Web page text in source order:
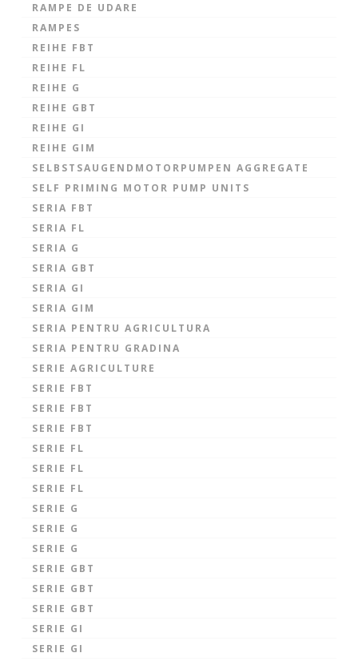
RAMPE DE UDARE
RAMPES
REIHE FBT
REIHE FL
REIHE G
REIHE GBT
REIHE GI
REIHE GIM
SELBSTSAUGENDMOTORPUMPEN AGGREGATE
SELF PRIMING MOTOR PUMP UNITS
SERIA FBT
SERIA FL
SERIA G
SERIA GBT
SERIA GI
SERIA GIM
SERIA PENTRU AGRICULTURA
SERIA PENTRU GRADINA
SERIE AGRICULTURE
SERIE FBT
SERIE FBT
SERIE FBT
SERIE FL
SERIE FL
SERIE FL
SERIE G
SERIE G
SERIE G
SERIE GBT
SERIE GBT
SERIE GBT
SERIE GI
SERIE GI